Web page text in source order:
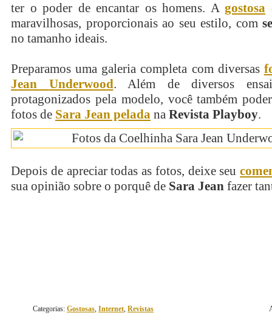
ter o poder de encantar os homens. A gostosa
maravilhosas, proporcionais ao seu estilo, com
no tamanho ideais.
Preparamos uma galeria completa com diversas
Jean
Underwood . Além de diversos
protagonizados pela modelo, você também
fotos de Sara Jean pelada na Revista Playboy.
Depois de apreciar todas as fotos, deixe seu
sua opinião sobre o porquê de Sara Jean fazer
Categorias: Gostosas, Internet, Revistas